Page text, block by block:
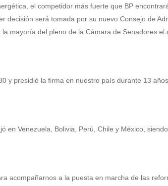
el competidor más fuerte que BP
será tomada por su nuevo Consejo de
mayoría del pleno de la Cámara de Senadores
y presidió la firma en nuestro país durante 13
en Venezuela, Bolivia, Perú, Chile y México,
acompañarnos a la puesta en marcha de las